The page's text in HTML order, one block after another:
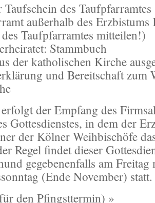
Taufschein des
außerhalb des
Taufpfarramtes mitteilen!)
Stammbuch
der katholischen Kirche
und Bereitschaft zum
der Empfang des
Gottesdienstes, in dem der
der Kölner Weihbischöfe
Regel findet dieser
gegebenenfalls am Freitag
(Ende November) statt.
den Pfingsttermin) »